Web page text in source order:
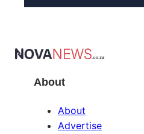
About
About
Advertise